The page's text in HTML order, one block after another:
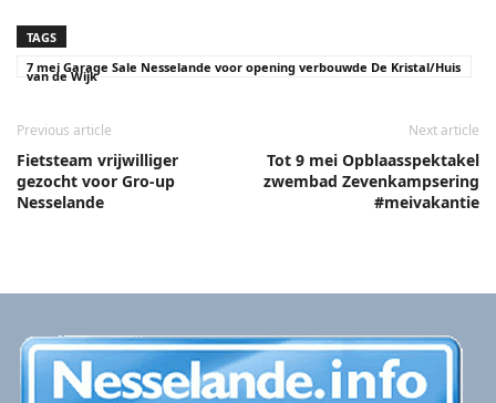
TAGS
7 mei Garage Sale Nesselande voor opening verbouwde De Kristal/Huis
van de Wijk
Previous article
Fietsteam vrijwilliger
gezocht voor Gro-up
Nesselande
Next article
Tot 9 mei Opblaasspektakel
zwembad Zevenkampsering
#meivakantie